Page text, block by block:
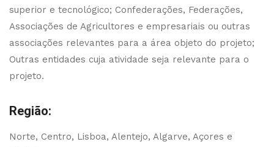
superior e tecnológico; Confederações, Federações,
Associações de Agricultores e empresariais ou outras
associações relevantes para a área objeto do projeto;
Outras entidades cuja atividade seja relevante para o
projeto.
Região:
Norte, Centro, Lisboa, Alentejo, Algarve, Açores e